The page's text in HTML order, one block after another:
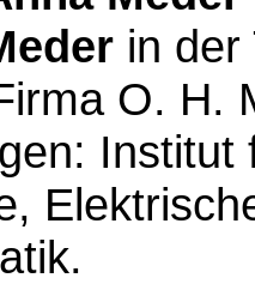
in
O. H.
Institut